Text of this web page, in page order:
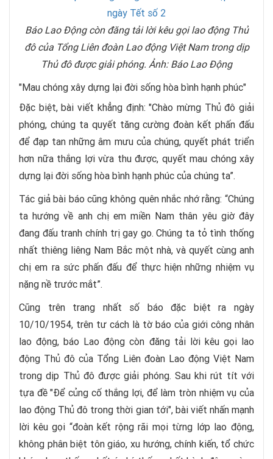
Báo Lao Động còn đăng tải lời kêu gọi lao động Thủ
đô của Tổng Liên đoàn Lao động Việt Nam trong dịp
Thủ đô được giải phóng. Ảnh: Báo Lao Động
"Mau chóng xây dựng lại đời sống hòa bình hạnh phúc"
Đặc biệt, bài viết khẳng định: "Chào mừng Thủ đô giải
phóng, chúng ta quyết tăng cường đoàn kết phấn đấu
để đạp tan những âm mưu của chúng, quyết phát triển
hơn nữa thắng lợi vừa thu được, quyết mau chóng xây
dựng lại đời sống hòa bình hạnh phúc của chúng ta”.
Tác giả bài báo cũng không quên nhắc nhớ rằng: “Chúng
ta hướng về anh chị em miền Nam thân yêu giờ đây
đang đấu tranh chính trị gay go. Chúng ta tỏ tình thống
nhất thiêng liêng Nam Bắc một nhà, và quyết cùng anh
chị em ra sức phấn đấu để thực hiện những nhiệm vụ
nặng nề trước mắt”.
Cũng trên trang nhất số báo đặc biệt ra ngày
10/10/1954, trên tư cách là tờ báo của giới công nhân
lao động, báo Lao động còn đăng tải lời kêu gọi lao
động Thủ đô của Tổng Liên đoàn Lao động Việt Nam
trong dịp Thủ đô được giải phóng. Sau khi rút tít với
tựa đề "Để củng cố thắng lợi, để làm tròn nhiệm vụ của
lao động Thủ đô trong thời gian tới", bài viết nhấn mạnh
lời kêu gọi “đoàn kết rộng rãi mọi từng lớp lao động,
không phân biệt tôn giáo, xu hướng, chính kiến, tổ chức